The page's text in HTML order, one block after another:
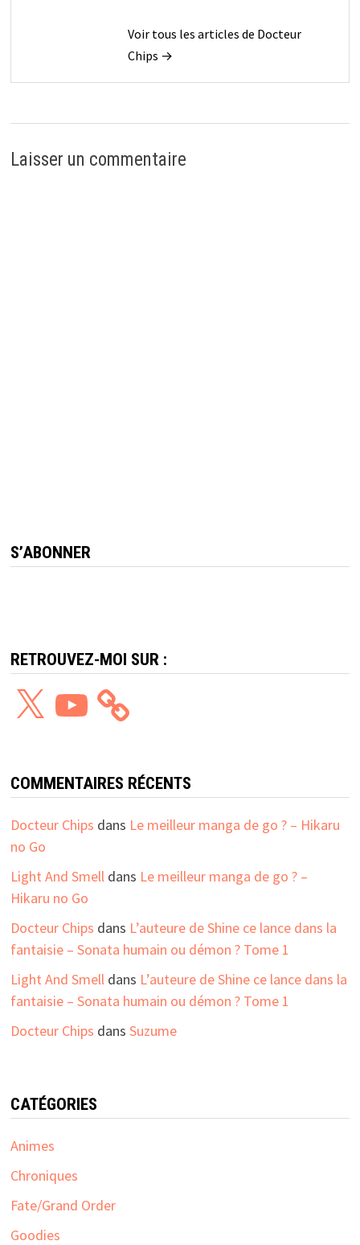
Voir tous les articles de Docteur
Chips →
Laisser un commentaire
S’ABONNER
RETROUVEZ-MOI SUR :
YouTube
COMMENTAIRES RÉCENTS
Docteur Chips dans Le meilleur manga de go ? – Hikaru
no Go
Light And Smelldans Le meilleur manga de go ? –
Hikaru no Go
Docteur Chips dans L’auteure de Shine ce lance dans la
fantaisie – Sonata humain ou démon ? Tome 1
Light And Smelldans L’auteure de Shine ce lance dans la
fantaisie – Sonata humain ou démon ? Tome 1
Docteur Chips dans Suzume
CATÉGORIES
Animes
Chroniques
Fate/Grand Order
Goodies